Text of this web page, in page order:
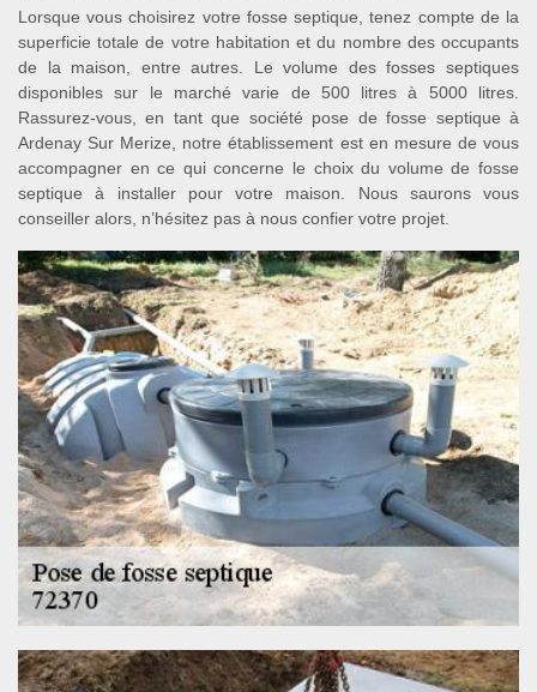
Lorsque vous choisirez votre fosse septique, tenez compte de la
superficie totale de votre habitation et du nombre des occupants
de la maison, entre autres. Le volume des fosses septiques
disponibles sur le marché varie de 500 litres à 5000 litres.
Rassurez-vous, en tant que société pose de fosse septique à
Ardenay Sur Merize, notre établissement est en mesure de vous
accompagner en ce qui concerne le choix du volume de fosse
septique à installer pour votre maison. Nous saurons vous
conseiller alors, n’hésitez pas à nous confier votre projet.